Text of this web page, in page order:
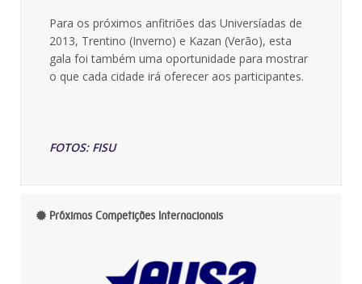
Para os próximos anfitriões das Universíadas de
2013, Trentino (Inverno) e Kazan (Verão), esta
gala foi também uma oportunidade para mostrar
o que cada cidade irá oferecer aos participantes.
FOTOS: FISU
Próximas Competições Internacionais